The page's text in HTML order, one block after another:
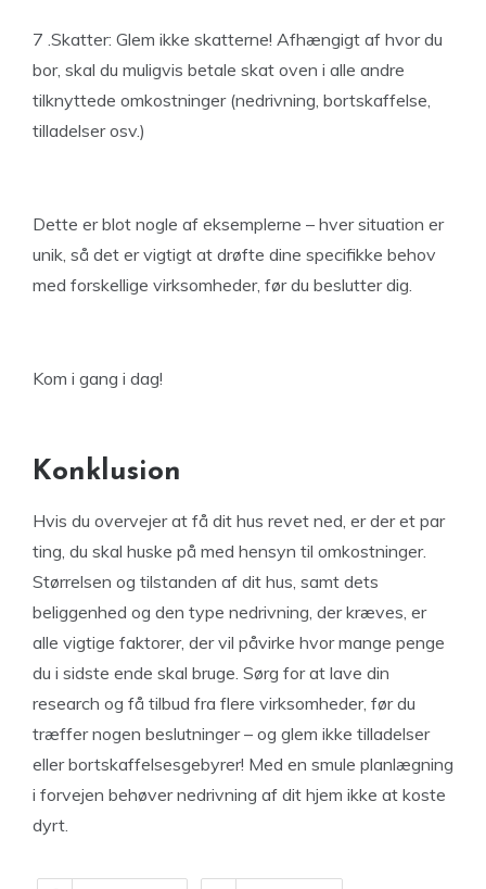
7 .Skatter: Glem ikke skatterne! Afhængigt af hvor du
bor, skal du muligvis betale skat oven i alle andre
tilknyttede omkostninger (nedrivning, bortskaffelse,
tilladelser osv.)
Dette er blot nogle af eksemplerne – hver situation er
unik, så det er vigtigt at drøfte dine specifikke behov
med forskellige virksomheder, før du beslutter dig.
Kom i gang i dag!
Konklusion
Hvis du overvejer at få dit hus revet ned, er der et par
ting, du skal huske på med hensyn til omkostninger.
Størrelsen og tilstanden af dit hus, samt dets
beliggenhed og den type nedrivning, der kræves, er
alle vigtige faktorer, der vil påvirke hvor mange penge
du i sidste ende skal bruge. Sørg for at lave din
research og få tilbud fra flere virksomheder, før du
træffer nogen beslutninger – og glem ikke tilladelser
eller bortskaffelsesgebyrer! Med en smule planlægning
i forvejen behøver nedrivning af dit hjem ikke at koste
dyrt.